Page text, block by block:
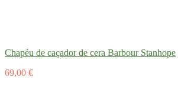
Chapéu de caçador de cera Barbour Stanhope
69,00 €